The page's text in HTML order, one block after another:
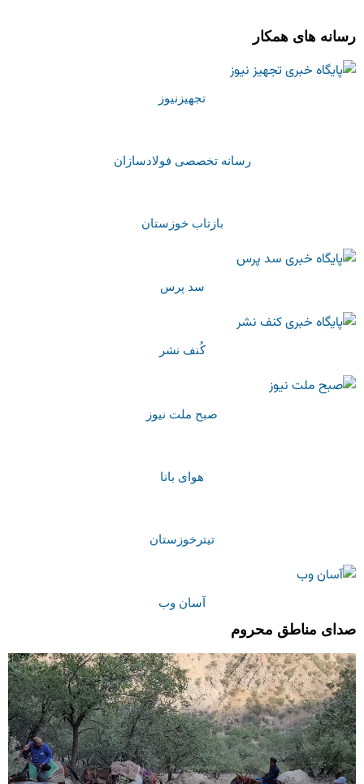
رسانه های همکار
تجهیزنیوز
رسانه تخصصی فولادسازان
بازتاب خوزستان
سد پرس
کُنف نشر
صبح ملت نیوز
هوای بانا
تیترخوزستان
آسان وب
صدای مناطق محروم